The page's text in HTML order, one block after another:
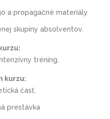
a propagačné materiály.
skupiny absolventov.
tréning.
kurzu:
časť.
prestávka